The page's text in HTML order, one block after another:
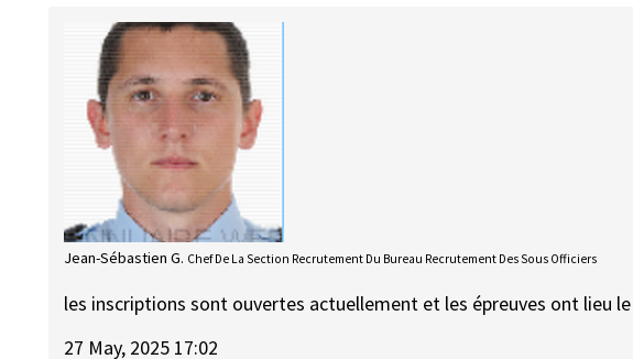
Jean-Sébastien G. Chef De La Section Recrutement Du Bureau Recrutement Des Sous Officiers
les inscriptions sont ouvertes actuellement et les épreuves ont lieu
27 May, 2025 17:02